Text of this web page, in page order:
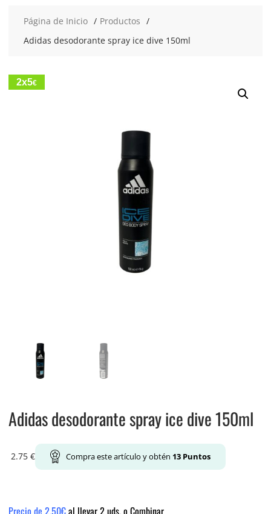
Página de Inicio
Productos
Adidas desodorante spray ice dive 150ml
2x5€
Adidas desodorante spray ice dive 150ml
2.75 € Compra este artículo y obtén 13Puntos
Precio de 2.50€al llevar 2 uds. o Combinar